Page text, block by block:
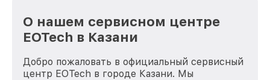
О нашем сервисном центре
EOTech в Казани
Добро пожаловать в официальный сервисный
центр EOTech в городе Казани. Мы